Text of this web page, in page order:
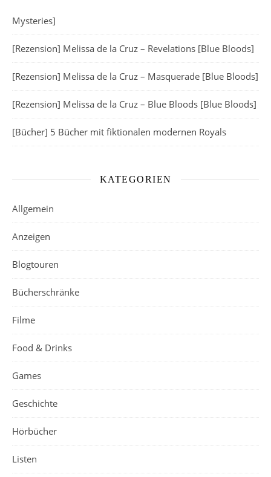
Mysteries]
[Rezension] Melissa de la Cruz – Revelations [Blue Bloods]
[Rezension] Melissa de la Cruz – Masquerade [Blue Bloods]
[Rezension] Melissa de la Cruz – Blue Bloods [Blue Bloods]
[Bücher] 5 Bücher mit fiktionalen modernen Royals
KATEGORIEN
Allgemein
Anzeigen
Blogtouren
Bücherschränke
Filme
Food & Drinks
Games
Geschichte
Hörbücher
Listen